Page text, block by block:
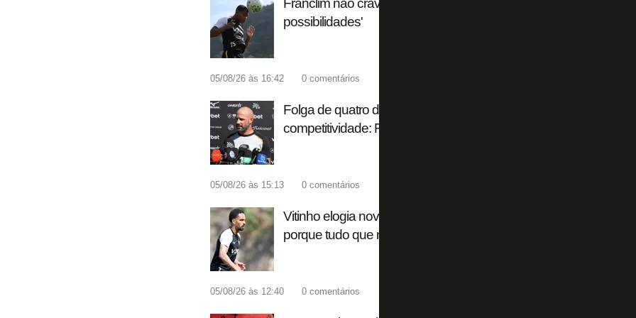
Franclim não crava substituto de Huguinho em Botafogo x
possibilidades'
05/08/26 às 16:42 0 comentários
Folga de quatro dias, título brasileiro 'impossível', ambição na
competitividade: Franclim abre o jogo no Botafogo
05/08/26 às 15:13 0 comentários
Vitinho elogia nova gestão: 'Sabemos um pouco do plano do
porque tudo que nos falam está acontecendo'
05/08/26 às 12:40 0 comentários